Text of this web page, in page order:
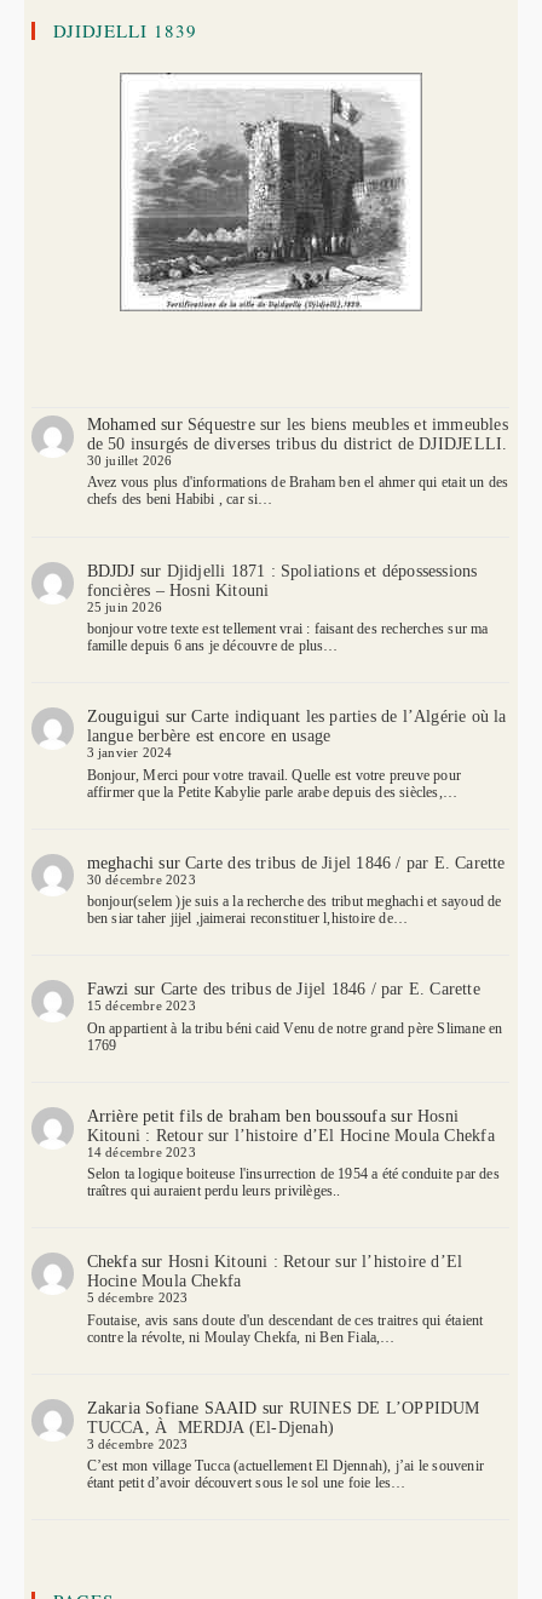
DJIDJELLI 1839
Mohamedsur Séquestre sur les biens meubles et immeubles
de 50 insurgés de diverses tribus du district de DJIDJELLI.
30 juillet 2026
Avez vous plus d'informations de Braham ben el ahmer qui etait un des
chefs des beni Habibi , car si…
BDJDJ sur Djidjelli 1871 : Spoliations et dépossessions
foncières – Hosni Kitouni
25 juin 2026
bonjour votre texte est tellement vrai : faisant des recherches sur ma
famille depuis 6 ans je découvre de plus…
Zouguigui surCarte indiquant les parties de l’Algérie où la
langue berbère est encore en usage
3 janvier 2024
Bonjour, Merci pour votre travail. Quelle est votre preuve pour
affirmer que la Petite Kabylie parle arabe depuis des siècles,…
meghachi surCarte des tribus de Jijel 1846 / par E. Carette
30 décembre 2023
bonjour(selem )je suis a la recherche des tribut meghachi et sayoud de
ben siar taher jijel ,jaimerai reconstituer l,histoire de…
Fawzi sur Carte des tribus de Jijel 1846 / par E. Carette
15 décembre 2023
On appartient à la tribu béni caid Venu de notre grand père Slimane en
1769
Arrière petit fils de braham ben boussoufasur Hosni
Kitouni : Retour sur l’histoire d’El Hocine Moula Chekfa
14 décembre 2023
Selon ta logique boiteuse l'insurrection de 1954 a été conduite par des
traîtres qui auraient perdu leurs privilèges..
Chekfasur Hosni Kitouni : Retour sur l’histoire d’El
Hocine Moula Chekfa
5 décembre 2023
Foutaise, avis sans doute d'un descendant de ces traitres qui étaient
contre la révolte, ni Moulay Chekfa, ni Ben Fiala,…
Zakaria Sofiane SAAID sur RUINES DE L’OPPIDUM
TUCCA, À MERDJA (El-Djenah)
3 décembre 2023
C’est mon village Tucca (actuellement El Djennah), j’ai le souvenir
étant petit d’avoir découvert sous le sol une foie les…